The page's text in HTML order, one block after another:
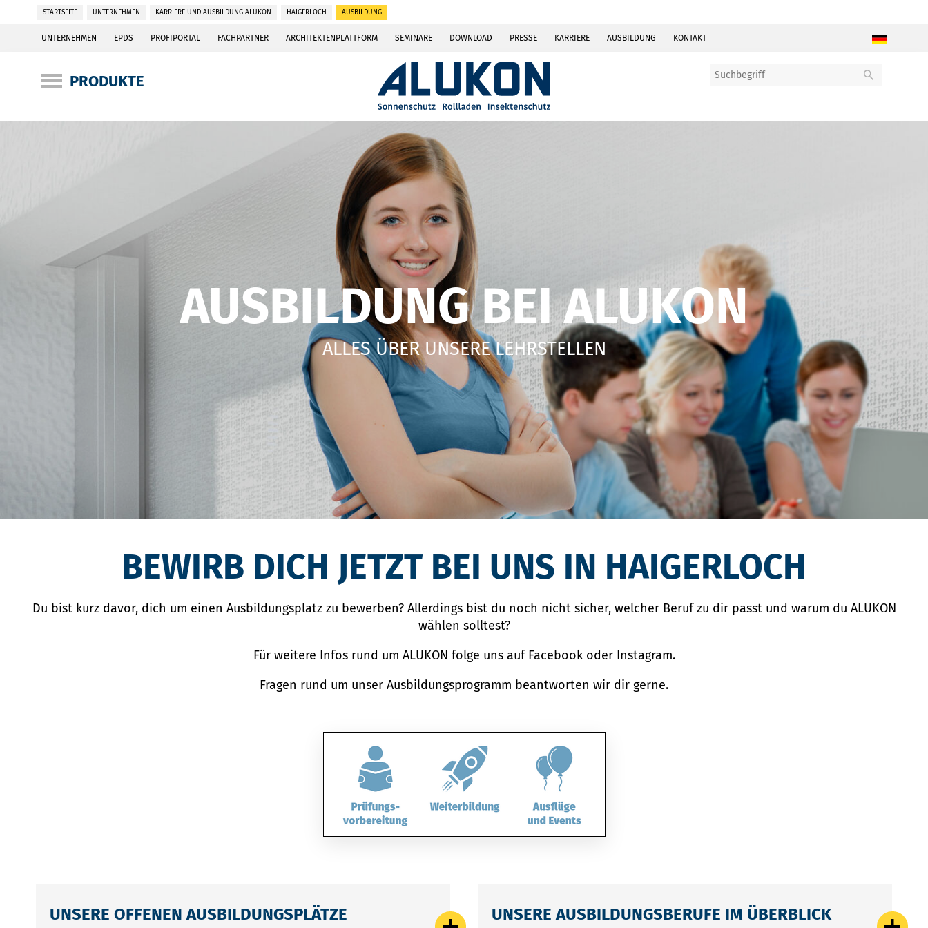
STARTSEITE UNTERNEHMEN KARRIERE UND AUSBILDUNG ALUKON HAIGERLOCH AUSBILDUNG
UNTERNEHMEN EPDS PROFIPORTAL FACHPARTNER ARCHITEKTENPLATTFORM SEMINARE DOWNLOAD PRESSE KARRIERE AUSBILDUNG KONTAKT
PRODUKTE
AUSBILDUNG BEI ALUKON
ALLES ÜBER UNSERE LEHRSTELLEN
BEWIRB DICH JETZT BEI UNS IN HAIGERLOCH
Du bist kurz davor, dich um einen Ausbildungsplatz zu bewerben? Allerdings bist du noch nicht sicher, welcher Beruf zu dir passt und warum du ALUKON
wählen solltest?
Für weitere Infos rund um ALUKON folge uns auf Facebookoder Instagram.
Fragen rund um unser Ausbildungsprogramm beantworten wir dir gerne.
UNSERE OFFENEN AUSBILDUNGSPLÄTZE UNSERE AUSBILDUNGSBERUFE IM ÜBERBLICK